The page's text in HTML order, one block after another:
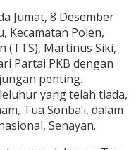
Jumat, 8 Desember
Kecamatan Polen,
(TTS), Martinus Siki,
Partai PKB dengan
penting.
yang telah tiada,
Tua Sonba’i, dalam
Senayan.